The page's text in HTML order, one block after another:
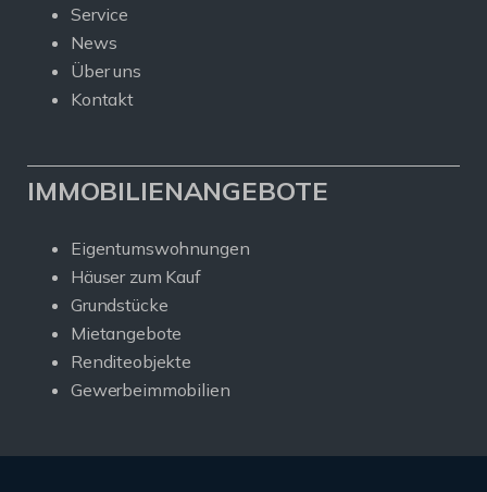
Service
News
Über uns
Kontakt
IMMOBILIENANGEBOTE
Eigentumswohnungen
Häuser zum Kauf
Grundstücke
Mietangebote
Renditeobjekte
Gewerbeimmobilien